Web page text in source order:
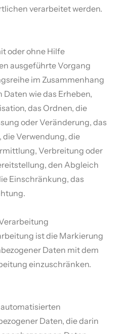
verarbeitet werden.
oder ohne Hilfe
ausgeführte Vorgang
im Zusammenhang
wie das Erheben,
das Ordnen, die
oder Veränderung, das
die Verwendung, die
Verbreitung oder
den Abgleich
Einschränkung, das
ist die Markierung
Daten mit dem
einzuschränken.
Daten, die darin